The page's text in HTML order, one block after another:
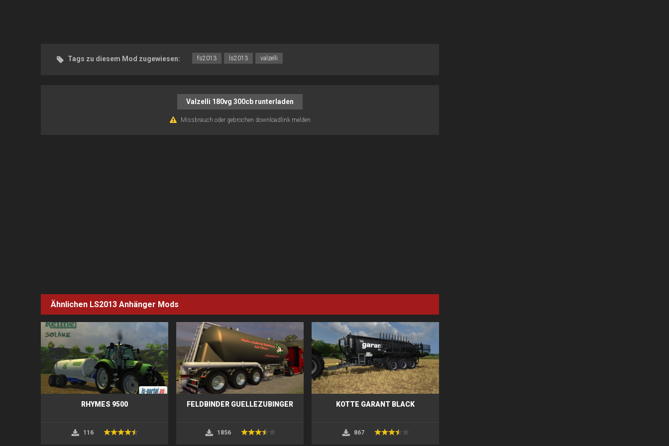
Tags zu diesem Mod zugewiesen: fs2013 ls2013 valzelli
Valzelli 180vg 300cb runterladen
Missbrauch oder gebrochen downloadlink melden
Ähnlichen LS2013 Anhänger Mods
RHYMES 9500
116
FELDBINDER GUELLEZUBINGER
1856
KOTTE GARANT BLACK
867